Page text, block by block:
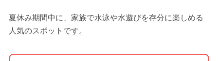
夏休み期間中に、家族で水泳や水遊びを存分に楽しめる
人気のスポットです。